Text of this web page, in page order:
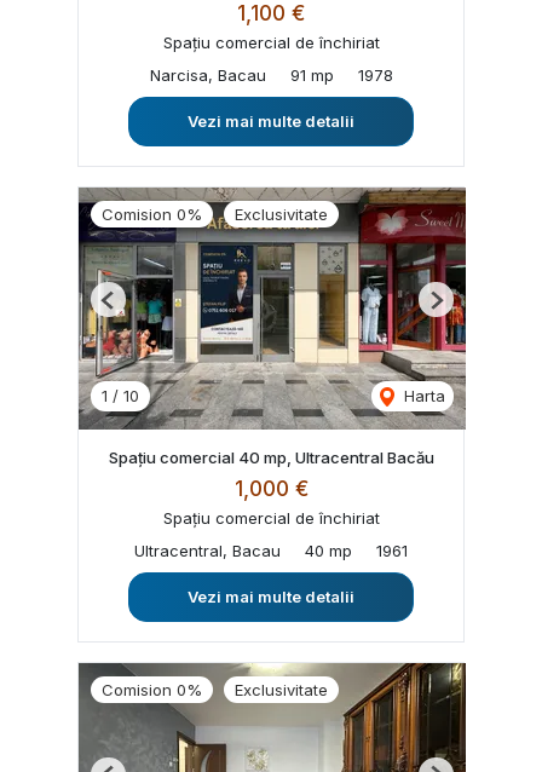
1,100 €
Spațiu comercial de închiriat
Narcisa, Bacau
91 mp 1978
Vezi mai multe detalii
Comision 0% Exclusivitate
1 / 10 Harta
Previous Next
Spațiu comercial 40 mp, Ultracentral Bacău
1,000 €
Spațiu comercial de închiriat
Ultracentral, Bacau
40 mp 1961
Vezi mai multe detalii
Comision 0% Exclusivitate